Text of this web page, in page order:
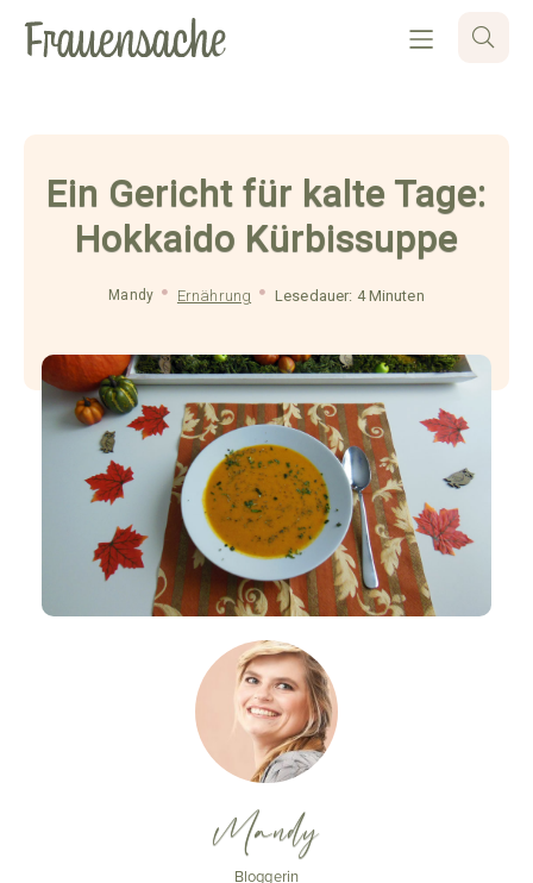
Ein Gericht für kalte Tage:
Hokkaido Kürbissuppe
Mandy Ernährung Lesedauer: 4 Minuten
Mandy
Bloggerin